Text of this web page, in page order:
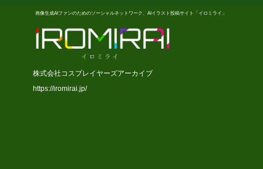
画像生成AIファンのためのソーシャルネットワーク、AIイラスト投稿サイト「イロミライ」
株式会社コスプレイヤーズアーカイブ
https://iromirai.jp/